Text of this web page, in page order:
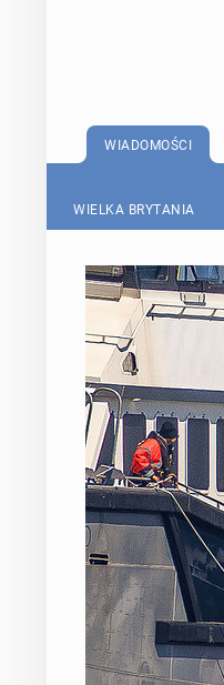
WIADOMOŚCI
WIELKA BRYTANIA